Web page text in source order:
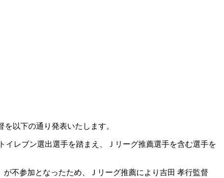
以下の通り発表いたします。
レブン選出選手を踏まえ、Ｊリーグ推薦選手を含む選手を
が不参加となったため、Ｊリーグ推薦により吉田 孝行監督